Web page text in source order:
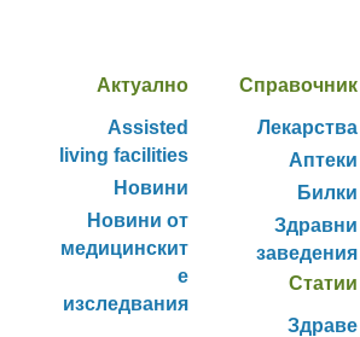
Актуално
Assisted
living facilities
Новини
Новини от
медицинскит
е
изследвания
Справочник
Лекарства
Аптеки
Билки
Здравни
заведения
Статии
Здраве